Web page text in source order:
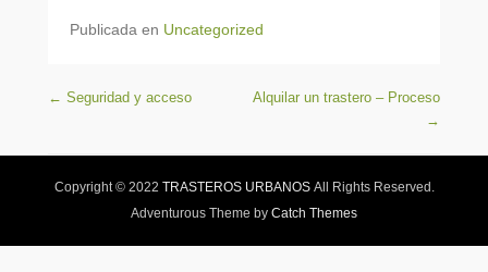
Publicada en Uncategorized
Navegación de entradas
← Seguridad y acceso
Alquilar un trastero – Proceso
→
Copyright © 2022 TRASTEROS URBANOSAll Rights Reserved.
Adventurous Theme by Catch Themes